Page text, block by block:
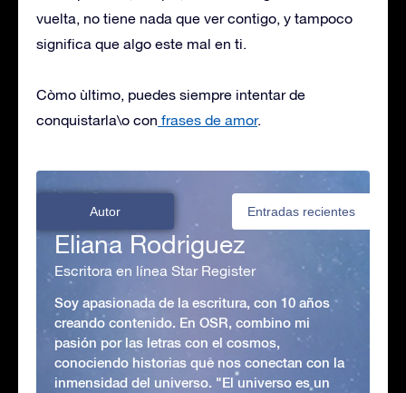
vuelta, no tiene nada que ver contigo, y tampoco
significa que algo este mal en ti.
Còmo ùltimo, puedes siempre intentar de
conquistarla\o con frases de amor.
Autor Entradas recientes
Eliana Rodriguez
Escritora en línea Star Register
Soy apasionada de la escritura, con 10 años
creando contenido. En OSR, combino mi
pasión por las letras con el cosmos,
conociendo historias que nos conectan con la
inmensidad del universo. "El universo es un